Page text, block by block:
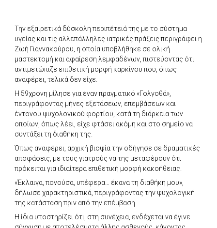
Την εξαιρετικά δύσκολη περιπέτειά της με το σύστημα
υγείας και τις αλλεπάλληλες ιατρικές πράξεις περιγράφει η
Ζωή Γιαννακούρου, η οποία υποβλήθηκε σε ολική
μαστεκτομή και αφαίρεση λεμφαδένων, πιστεύοντας ότι
αντιμετώπιζε επιθετική μορφή καρκίνου που, όπως
αναφέρει, τελικά δεν είχε.
Η 59χρονη μίλησε για έναν πραγματικό «Γολγοθά»,
περιγράφοντας μήνες εξετάσεων, επεμβάσεων και
έντονου ψυχολογικού φορτίου, κατά τη διάρκεια των
οποίων, όπως λέει, είχε φτάσει ακόμη και στο σημείο να
συντάξει τη διαθήκη της.
Όπως αναφέρει, αρχική βιοψία την οδήγησε σε δραματικές
αποφάσεις, με τους γιατρούς να της μεταφέρουν ότι
πρόκειται για ιδιαίτερα επιθετική μορφή κακοήθειας.
«Έκλαιγα, πονούσα, υπέφερα… έκανα τη διαθήκη μου»,
δήλωσε χαρακτηριστικά, περιγράφοντας την ψυχολογική
της κατάσταση πριν από την επέμβαση.
Η ίδια υποστηρίζει ότι, στη συνέχεια, ενδέχεται να έγινε